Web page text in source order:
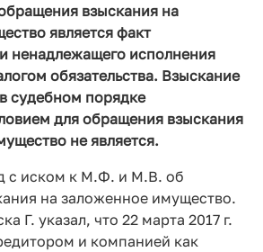
взыскания на
является факт
ненадлежащего исполнения
обязательства. Взыскание
судебном порядке
для обращения взыскания
не является.
с иском к М.Ф. и М.В. об
на заложенное имущество.
Г. указал, что 22 марта 2017 г.
и компанией как